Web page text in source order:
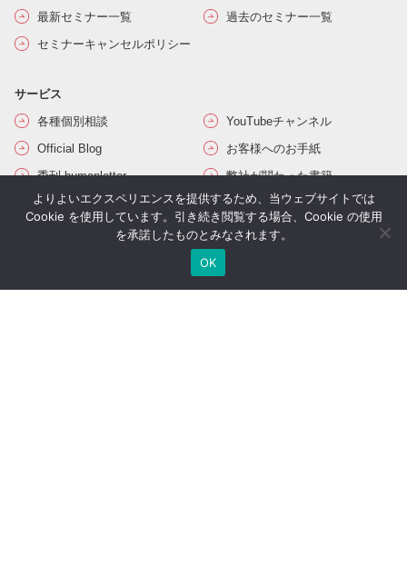
最新セミナー一覧
過去のセミナー一覧
セミナーキャンセルポリシー
サービス
各種個別相談
YouTubeチャンネル
Official Blog
お客様へのお手紙
季刊 humanletter
弊社が関わった書籍
オリジナルレポート
メールマガジン
よりよいエクスペリエンスを提供するため、当ウェブサイトでは
Cookie を使用しています。引き続き閲覧する場合、Cookie の使用
を承諾したものとみなされます。
OK